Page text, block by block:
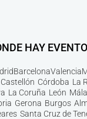
HAY
BarcelonaValencia
Castellón Córdoba La
La Coruña León
Gerona Burgos
Santa Cruz de